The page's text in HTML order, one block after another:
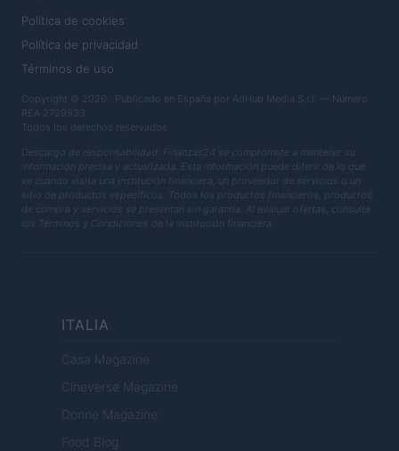
Política de cookies
Política de privacidad
Términos de uso
Copyright © 2026 · Publicado en España por AdHub Media S.r.l. — Número
REA 2729933
Todos los derechos reservados
Descargo de responsabilidad: Finanzas24 se compromete a mantener su
información precisa y actualizada. Esta información puede diferir de lo que
ve cuando visita una institución financiera, un proveedor de servicios o un
sitio de productos específicos. Todos los productos financieros, productos
de compra y servicios se presentan sin garantía. Al evaluar ofertas, consulte
los Términos y Condiciones de la institución financiera.
ITALIA
Casa Magazine
Cineverse Magazine
Donne Magazine
Food Blog